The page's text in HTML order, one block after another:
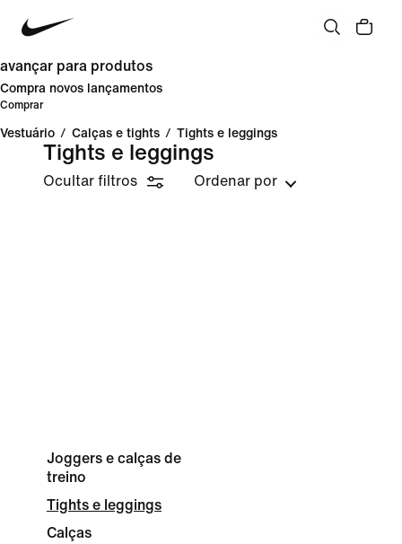
avançar para produtos
Compra novos lançamentos
Comprar
Vestuário / Calças e tights / Tights e leggings
Tights e leggings
Ocultar filtros Ordenar por
Joggers e calças de
treino
Tights e leggings
Calças